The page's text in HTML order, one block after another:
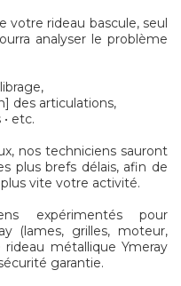
votre rideau bascule, seul
analyser le problème
des articulations,
etc.
nos techniciens sauront
plus brefs délais, afin de
vite votre activité.
expérimentés pour
(lames, grilles, moteur,
métallique Ymeray
garantie.